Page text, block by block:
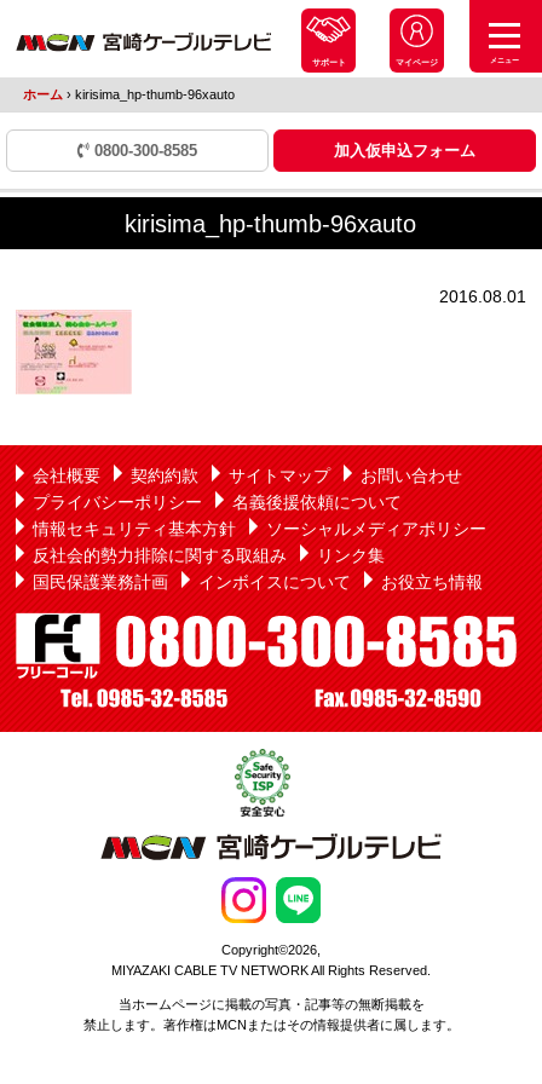
サポート マイページ メニュー
ホーム ›kirisima_hp-thumb-96xauto
0800-300-8585 加入仮申込フォーム
kirisima_hp-thumb-96xauto
2016.08.01
会社概要 契約約款 サイトマップ
お問い合わせ
プライバシーポリシー
名義後援依頼について
情報セキュリティ基本方針
ソーシャルメディアポリシー
反社会的勢力排除に関する取組み
リンク集
国民保護業務計画
インボイスについて お役立ち情報
Copyright©2026,
MIYAZAKI CABLE TV NETWORK All Rights Reserved.
当ホームページに掲載の写真・記事等の無断掲載を
禁止します。著作権はMCNまたはその情報提供者に属します。